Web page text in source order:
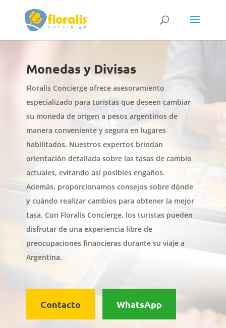
Monedas y Divisas
Floralis Concierge ofrece asesoramiento
especializado para turistas que deseen cambiar
su moneda de origen a pesos argentinos de
manera conveniente y segura en lugares
habilitados. Nuestros expertos brindan
orientación detallada sobre las tasas de cambio
actuales, evitando así posibles engaños.
Además, proporcionamos consejos sobre dónde
y cuándo realizar cambios para obtener la mejor
tasa. Con Floralis Concierge, los turistas pueden
disfrutar de una experiencia libre de
preocupaciones financieras durante su viaje a
Argentina.
Contacto WhatsApp